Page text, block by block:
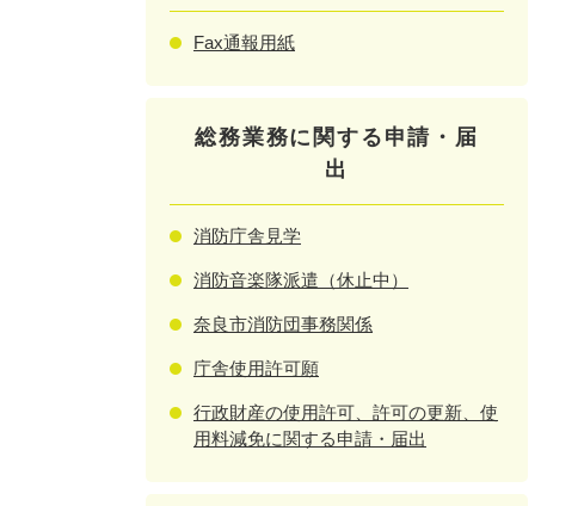
Fax通報用紙
総務業務に関する申請・届
出
消防庁舎見学
消防音楽隊派遣（休止中）
奈良市消防団事務関係
庁舎使用許可願
行政財産の使用許可、許可の更新、使
用料減免に関する申請・届出